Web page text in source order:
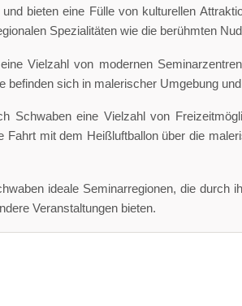
bieten eine Fülle von kulturellen
Spezialitäten wie die berühmten
Vielzahl von modernen
befinden sich in malerischer Umgebung
Schwaben eine Vielzahl von
Fahrt mit dem Heißluftballon über die
ideale Seminarregionen, die durch
Veranstaltungen bieten.